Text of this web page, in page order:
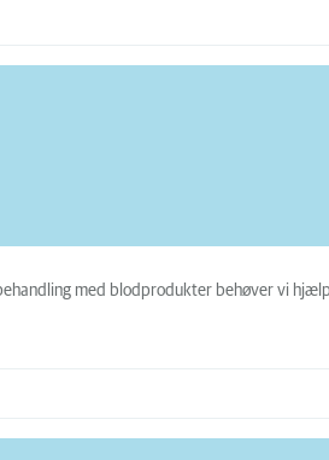
med blodprodukter behøver vi